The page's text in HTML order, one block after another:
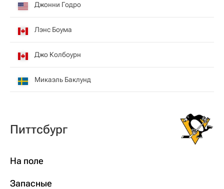
Джонни Годро
Лэнс Боума
Джо Колбоурн
Микаэль Баклунд
Питтсбург
На поле
Запасные